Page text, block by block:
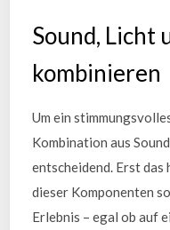
Sound, Licht
kombinieren
Um ein
Kombination aus
entscheidend. Erst das
dieser Komponenten
Erlebnis – egal ob auf